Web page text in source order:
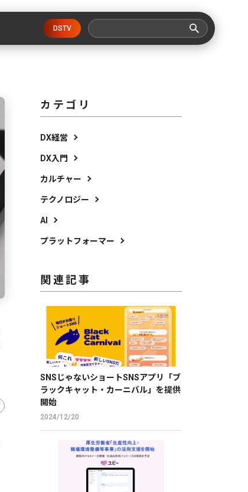
DSTV
カテゴリ
DX経営
DX入門
カルチャー
テクノロジー
AI
プラットフォーマー
関連記事
SNSじゃないショートSNSアプリ「ブ
ラックキャット・カーニバル」を提供
開始
2024/12/20